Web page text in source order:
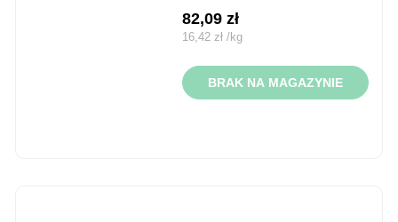
82,09zł
16,42 zł /kg
BRAK NA MAGAZYNIE